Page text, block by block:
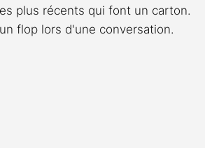
plus récents qui font un carton.
flop lors d'une conversation.